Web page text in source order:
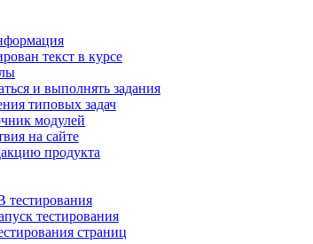
текст в курсе
и выполнять задания
типовых задач
модулей
на сайте
продукта
тестирования
страниц